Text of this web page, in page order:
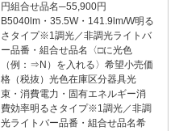
円組合せ品名─55,900円
B5040lm・35.5W・141.9lm/W明る
さタイプ※1調光／非調光ライトバ
ー品番・組合せ品名〈□に光色
（例：⇒N）を入れる〉希望小売価
格（税抜）光色在庫区分器具光
束・消費電力・固有エネルギー消
費効率明るさタイプ※1調光／非調
光ライトバー品番・組合せ品名希